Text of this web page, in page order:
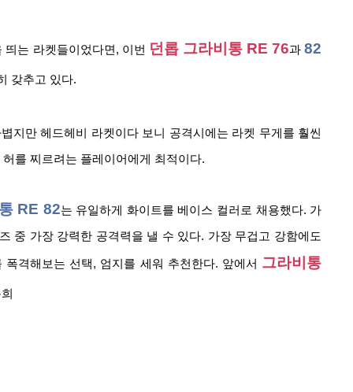
는 라켓들이었다면, 이번 던롭 그라비통 RE 76과 82
갖추고 있다.
지만 헤드헤비 라켓이다 보니 공격시에는 라켓 무게를 훨씬
를 찌르려는 플레이어에게 최적이다.
RE 82는 유일하게 화이트를 베이스 컬러로 채용했다. 가
중 가장 강력한 공격력을 낼 수 있다. 가장 무겁고 강함에도
폭격해보는 선택, 엄지를 세워 추천한다. 앞에서 그라비통